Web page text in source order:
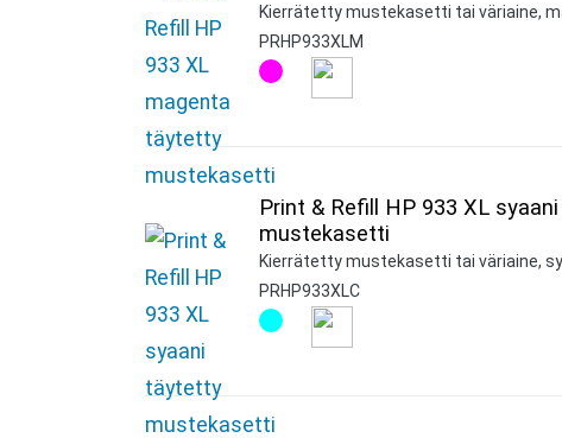
Kierrätetty mustekasetti tai väriaine,
PRHP933XLM
Print & Refill HP 933 XL
mustekasetti
Kierrätetty mustekasetti tai väriaine,
PRHP933XLC